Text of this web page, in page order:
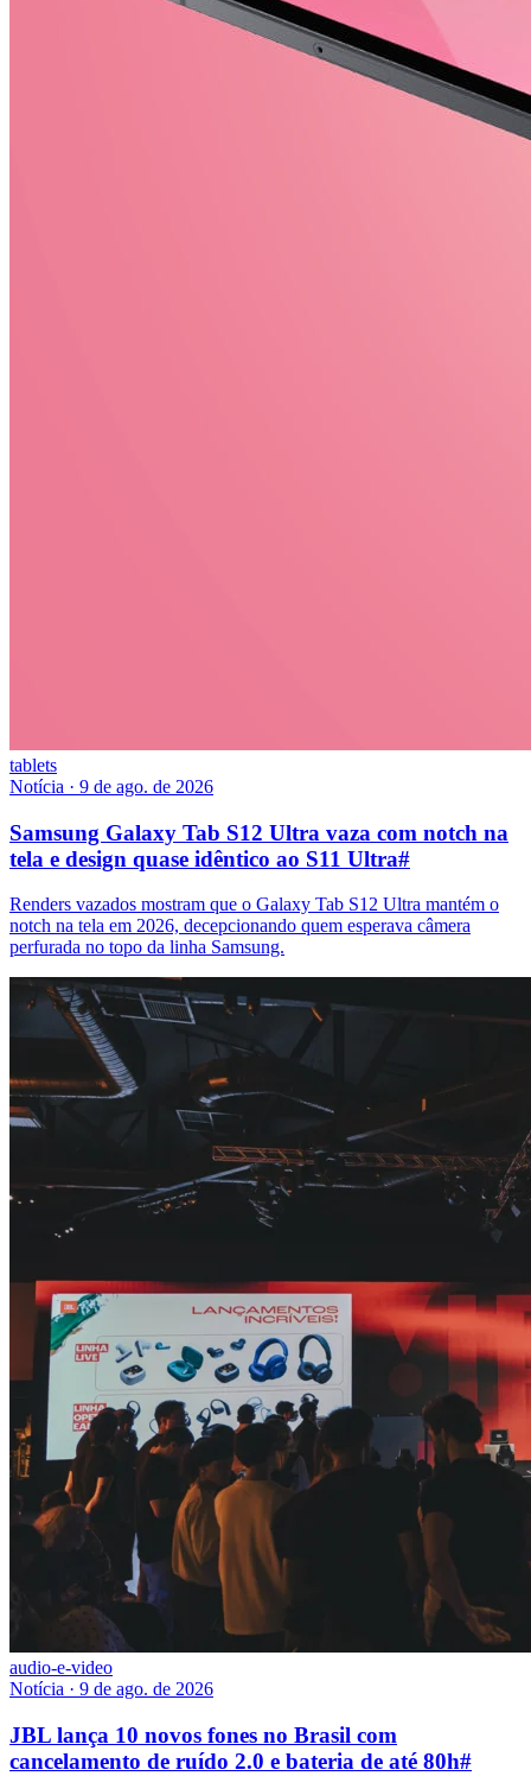
tablets
Notícia · 9 de ago. de 2026
Samsung Galaxy Tab S12 Ultra vaza com notch na
tela e design quase idêntico ao S11 Ultra#
Renders vazados mostram que o Galaxy Tab S12 Ultra mantém o
notch na tela em 2026, decepcionando quem esperava câmera
perfurada no topo da linha Samsung.
audio-e-video
Notícia · 9 de ago. de 2026
JBL lança 10 novos fones no Brasil com
cancelamento de ruído 2.0 e bateria de até 80h#